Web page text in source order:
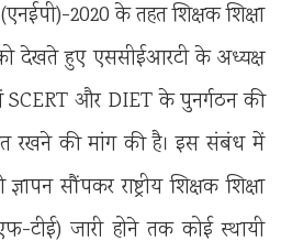
(एनईपी)-2020 के तहत शिक्षक शिक्षा
देखते हुए एससीईआरटी के अध्यक्ष
SCERT और DIET के पुनर्गठन की
रखने की मांग की है। इस संबंध में
सौंपकर राष्ट्रीय शिक्षक शिक्षा
टीई) जारी होने तक कोई स्थायी